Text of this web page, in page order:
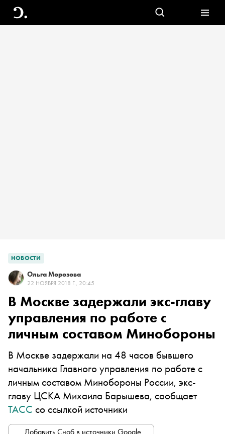
НОВОСТИ
Ольга Морозова
22 НОЯБРЯ 2018 Г., 20:45
В Москве задержали экс-главу
управления по работе с
личным составом Минобороны
В Москве задержали на 48 часов бывшего
начальника Главного управления по работе с
личным составом Минобороны России, экс-
главу ЦСКА Михаила Барышева, сообщает
ТАСС со ссылкой источники
Добавить Сноб в источники Google